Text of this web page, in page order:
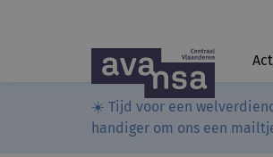
☀️ Tijd voor een
handiger om ons een